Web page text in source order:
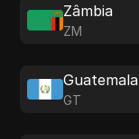
Zâmbia
ZM
Guatemala
GT